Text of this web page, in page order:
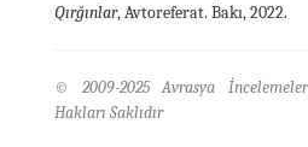
Qırğınlar, Avtoreferat. Bakı, 2022.
© 2009-2025 Avrasya
Hakları Saklıdır